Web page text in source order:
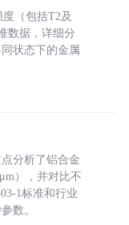
（包括T2及
数据，详细分
状态下的金属
分析了铝合金
），并对比不
1标准和行业
数。